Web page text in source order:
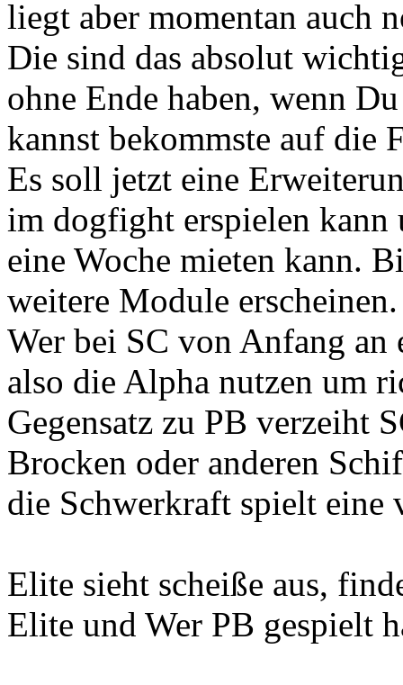
liegt aber momentan auch
Die sind das absolut
ohne Ende haben, wenn
kannst bekommste auf die
Es soll jetzt eine
im dogfight erspielen
eine Woche mieten kann.
weitere Module erscheinen.
Wer bei SC von Anfang
also die Alpha nutzen um
Gegensatz zu PB verzeiht
Brocken oder anderen
die Schwerkraft spielt eine
Elite sieht scheiße aus,
Elite und Wer PB gespielt